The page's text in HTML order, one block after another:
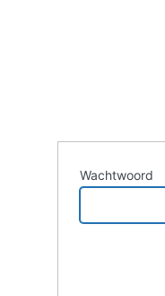
Wachtwoord